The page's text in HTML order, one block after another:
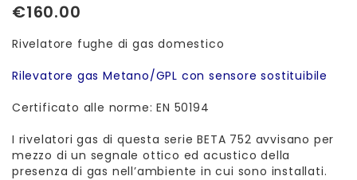
€160.00
Rivelatore fughe di gas domestico
Rilevatore gas Metano/GPL con sensore sostituibile
Certificato alle norme: EN 50194
I rivelatori gas di questa serie BETA 752 avvisano per
mezzo di un segnale ottico ed acustico della
presenza di gas nell’ambiente in cui sono installati.